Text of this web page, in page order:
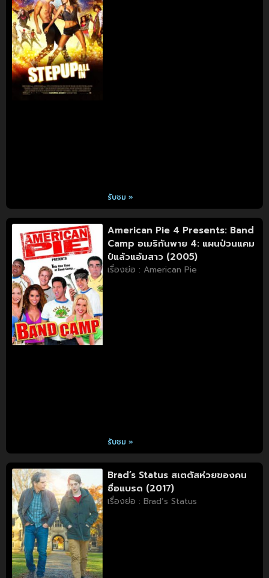
รับชม »
American Pie 4 Presents: Band
Camp อเมริกันพาย 4: แผนป่วนแคม
ป์แล้วแอ้มสาว (2005)
เรื่องย่อ : American Pie
รับชม »
Brad’s Status สเตตัสห่วยของคน
ชื่อแบรด (2017)
เรื่องย่อ : Brad’s Status